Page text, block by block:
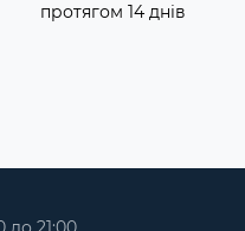
протягом 14 днів